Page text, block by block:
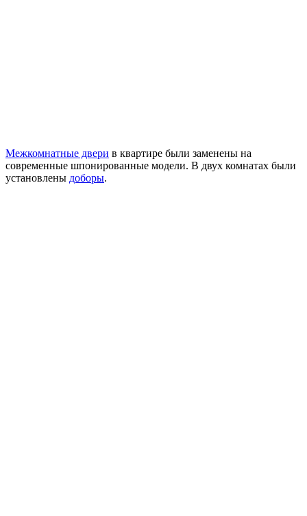
Межкомнатные двери в квартире были заменены на
современные шпонированные модели. В двух комнатах были
установлены доборы.